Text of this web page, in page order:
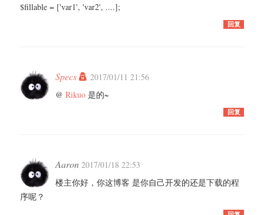
$fillable = ['var1', 'var2', ....];
回复
Specs
2017/01/11 21:56
@ Rikuo 是的~
回复
Aaron 2017/01/18 22:53
楼主你好，你这博客 是你自己开发的还是下载的程
序呢？